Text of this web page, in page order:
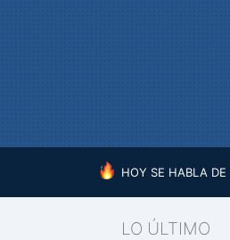
HOY SE HABLA DE
LO ÚLTIMO